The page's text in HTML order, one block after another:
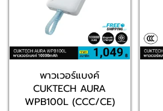
พาวเวอร์แบงค์
CUKTECH AURA
WPB100L (CCC/CE)